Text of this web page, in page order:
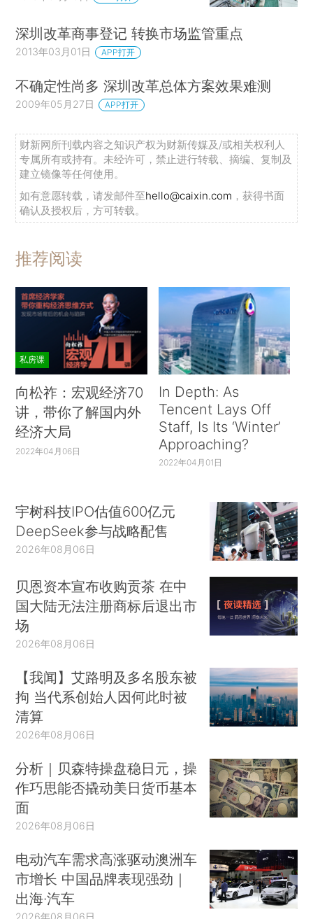
深圳改革商事登记 转换市场监管重点
2013年03月01日 APP打开
不确定性尚多 深圳改革总体方案效果难测
2009年05月27日 APP打开
财新网所刊载内容之知识产权为财新传媒及/或相关权利人
专属所有或持有。未经许可，禁止进行转载、摘编、复制及
建立镜像等任何使用。
如有意愿转载，请发邮件至hello@caixin.com ，获得书面
确认及授权后，方可转载。
推荐阅读
私房课
向松祚：宏观经济70
讲，带你了解国内外
经济大局
2022年04月06日
In Depth: As
Tencent Lays Off
Staff, Is Its ‘Winter’
Approaching?
2022年04月01日
宇树科技IPO估值600亿元
DeepSeek参与战略配售
2026年08月06日
贝恩资本宣布收购贡茶 在中
国大陆无法注册商标后退出市
场
2026年08月06日
【我闻】艾路明及多名股东被
拘 当代系创始人因何此时被
清算
2026年08月06日
分析｜贝森特操盘稳日元，操
作巧思能否撬动美日货币基本
面
2026年08月06日
电动汽车需求高涨驱动澳洲车
市增长 中国品牌表现强劲｜
出海·汽车
2026年08月06日